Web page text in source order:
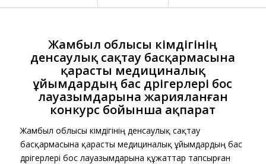
Жамбыл облысы әкімдігінің
денсаулық сақтау басқармасына
қарасты медициналық
ұйымдардың бас дәрігерлері бос
лауазымдарына жарияланған
конкурс бойынша ақпарат
Жамбыл облысы әкімдігінің денсаулық сақтау
басқармасына қарасты медициналық ұйымдардың бас
дәрігерлері бос лауазымдарына құжаттар тапсырған